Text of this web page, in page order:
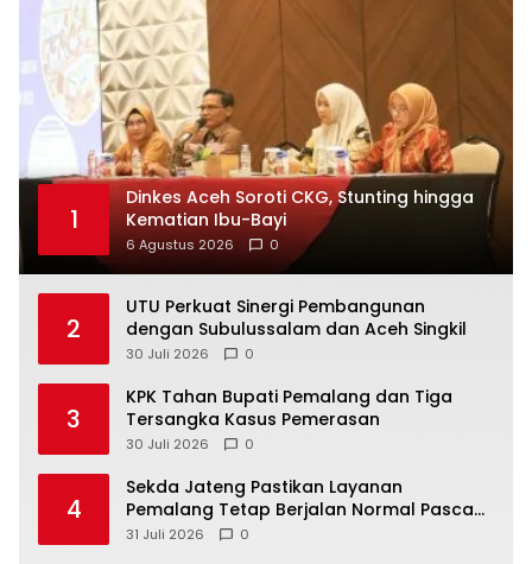
1
Dinkes Aceh Soroti CKG, Stunting hingga
Kematian Ibu-Bayi
6 Agustus 2026 0
2
UTU Perkuat Sinergi Pembangunan
dengan Subulussalam dan Aceh Singkil
30 Juli 2026 0
3
KPK Tahan Bupati Pemalang dan Tiga
Tersangka Kasus Pemerasan
30 Juli 2026 0
4
Sekda Jateng Pastikan Layanan
Pemalang Tetap Berjalan Normal Pasca
OTT
31 Juli 2026 0